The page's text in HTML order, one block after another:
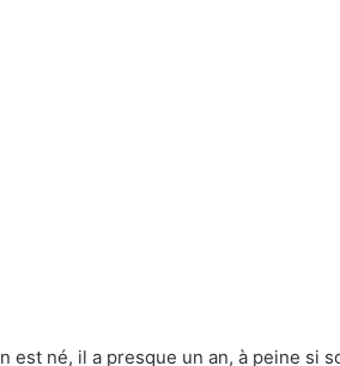
est né, il a presque un an, à peine si